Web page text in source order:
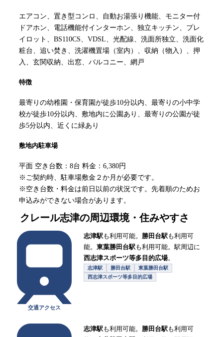
エアコン、置き型コンロ、自動お湯張り機能、モニター付
ドアホン、電話機能付インターホン、独立キッチン、プレ
イロット、BS110CS、VDSL、光配線、洗面所独立、洗面化
粧台、追い焚き、洗濯機置場（室内）、収納（物入）、押
入、玄関収納、出窓、バルコニー、網戸
特徴
最寄りの幼稚園・保育園が徒歩10分以内、最寄りの小中学
校が徒歩10分以内、敷地内に公園あり、最寄りの公園が徒
歩5分以内、近くに緑あり
敷地内駐車場
平面 空き台数：8台 料金：6,380円
※ご契約時、駐車場敷金２か月が必要です。
※空き台数・料金は前日以前の状況です。先着順のためお
申込みができない場合があります。
クレール志津の周辺環境・住みやすさ
交通アクセス
志津駅も利用可能。 勝田台駅も利用可
能。 東葉勝田台駅も利用可能。駅周辺に
西志津スポーツ等多目的広場。
志津駅 勝田台駅
東葉勝田台駅
西志津スポーツ等多目的広場
志津駅も利用可能。 勝田台駅も利用可